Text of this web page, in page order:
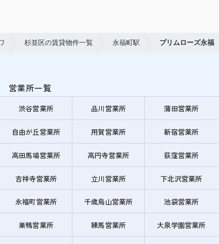
杉並区の賃貸物件一覧 永福町駅 プリムローズ永福
営業所一覧
渋谷営業所 品川営業所 蒲田営業所
自由が丘営業所 用賀営業所 新宿営業所
高田馬場営業所 高円寺営業所 荻窪営業所
吉祥寺営業所 立川営業所 下北沢営業所
永福町営業所 千歳烏山営業所 池袋営業所
巣鴨営業所 練馬営業所 大泉学園営業所